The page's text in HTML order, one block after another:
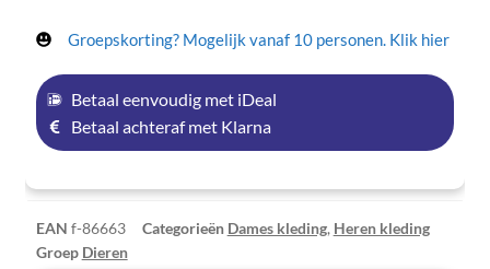
Groepskorting? Mogelijk vanaf 10 personen. Klik hier
Betaal eenvoudig met iDeal
Betaal achteraf met Klarna
EAN f-86663 Categorieën Dames kleding, Heren kleding
Groep Dieren